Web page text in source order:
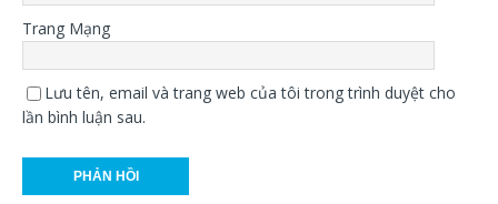
Trang Mạng
Lưu tên, email và trang web của tôi trong trình duyệt cho
lần bình luận sau.